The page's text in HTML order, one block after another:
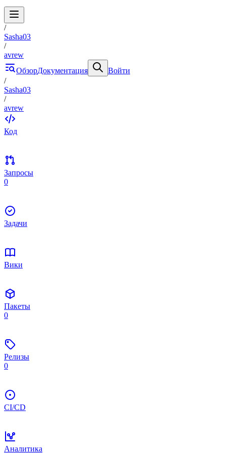
/
Sasha03
/
avrew
ОбзорДокументация
Войти
/
Sasha03
/
avrew
Код
Запросы
0
Задачи
Вики
Пакеты
0
Релизы
0
CI/CD
Аналитика